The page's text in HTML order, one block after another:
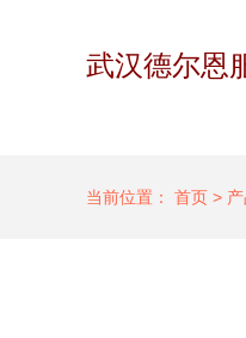
武汉德尔恩
当前位置： 首页 >